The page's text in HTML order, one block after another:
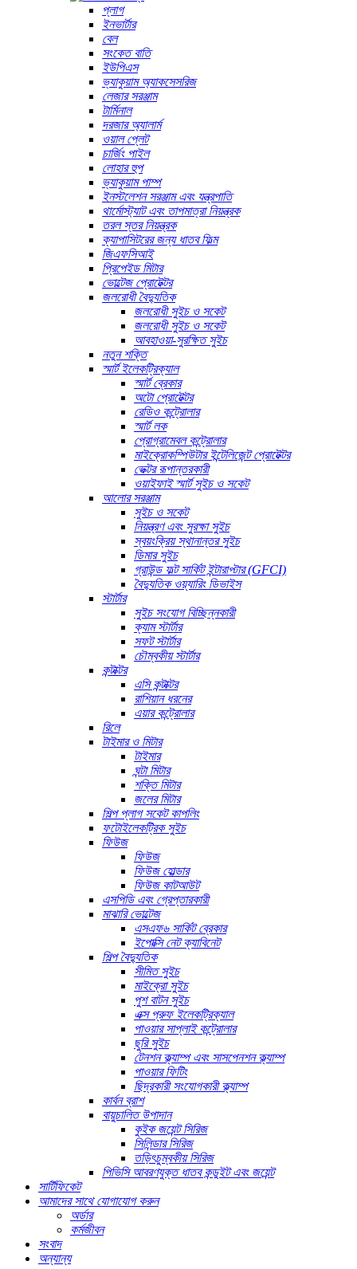
প্লাগ
ইনভার্টার
বেল
সংকেত বাতি
ইউপিএস
ভ্যাকুয়াম অ্যাকসেসরিজ
লেজার সরঞ্জাম
টার্মিনাল
দরজার অ্যালার্ম
ওয়াল প্লেট
চার্জিং পাইল
লোহার হুপ
ভ্যাকুয়াম পাম্প
ইনস্টলেশন সরঞ্জাম এবং যন্ত্রপাতি
থার্মোস্ট্যাট এবং তাপমাত্রা নিয়ন্ত্রক
তরল স্তর নিয়ন্ত্রক
ক্যাপাসিটরের জন্য ধাতব ফিল্ম
জিএফসিআই
প্রিপেইড মিটার
ভোল্টেজ প্রোটেক্টর
জলরোধী বৈদ্যুতিক
জলরোধী সুইচ ও সকেট
জলরোধী সুইচ ও সকেট
আবহাওয়া-সুরক্ষিত সুইচ
নতুন শক্তি
স্মার্ট ইলেকট্রিক্যাল
স্মার্ট ব্রেকার
অটো প্রোটেক্টর
রেডিও কন্ট্রোলার
স্মার্ট লক
প্রোগ্রামেবল কন্ট্রোলার
মাইক্রোকম্পিউটার ইন্টেলিজেন্ট প্রোটেক্টর
ভেক্টর রূপান্তরকারী
ওয়াইফাই স্মার্ট সুইচ ও সকেট
আলোর সরঞ্জাম
সুইচ ও সকেট
নিয়ন্ত্রণ এবং সুরক্ষা সুইচ
স্বয়ংক্রিয় স্থানান্তর সুইচ
ডিমার সুইচ
গ্রাউন্ড ফল্ট সার্কিট ইন্টারাপ্টার (GFCI)
বৈদ্যুতিক ওয়্যারিং ডিভাইস
স্টার্টার
সুইচ সংযোগ বিচ্ছিন্নকারী
ক্যাম স্টার্টার
সফট স্টার্টার
চৌম্বকীয় স্টার্টার
কন্টাক্টর
এসি কন্টাক্টর
রাশিয়ান ধরনের
এয়ার কন্ট্রোলার
রিলে
টাইমার ও মিটার
টাইমার
ঘন্টা মিটার
শক্তি মিটার
জলের মিটার
শিল্প প্লাগ সকেট কাপলিং
ফটোইলেকট্রিক সুইচ
ফিউজ
ফিউজ
ফিউজ হোল্ডার
ফিউজ কাটআউট
এসপিডি এবং গ্রেপ্তারকারী
মাঝারি ভোল্টেজ
এসএফ৬ সার্কিট ব্রেকার
ইপোক্সি নেট ক্যাবিনেট
শিল্প বৈদ্যুতিক
সীমিত সুইচ
মাইক্রো সুইচ
পুশ বাটন সুইচ
এক্স প্রুফ ইলেকট্রিক্যাল
পাওয়ার সাপ্লাই কন্ট্রোলার
ছুরি সুইচ
টেনশন ক্ল্যাম্প এবং সাসপেনশন ক্ল্যাম্প
পাওয়ার ফিটিং
ছিদ্রকারী সংযোগকারী ক্ল্যাম্প
কার্বন ব্রাশ
বায়ুচালিত উপাদান
কুইক জয়েন্ট সিরিজ
সিলিন্ডার সিরিজ
তড়িৎচুম্বকীয় সিরিজ
পিভিসি আবরণযুক্ত ধাতব কন্ডুইট এবং জয়েন্ট
সার্টিফিকেট
আমাদের সাথে যোগাযোগ করুন
অর্ডার
কর্মজীবন
সংবাদ
অন্যান্য